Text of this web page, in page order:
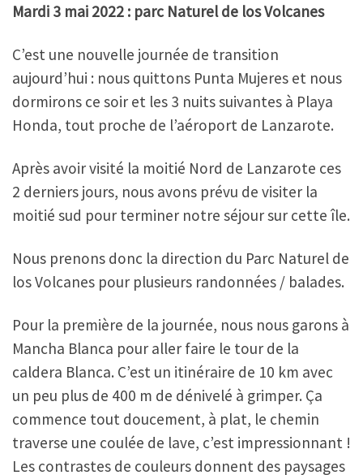
Mardi 3 mai 2022 : parc Naturel de los Volcanes
C’est une nouvelle journée de transition
aujourd’hui : nous quittons Punta Mujeres et nous
dormirons ce soir et les 3 nuits suivantes à Playa
Honda, tout proche de l’aéroport de Lanzarote.
Après avoir visité la moitié Nord de Lanzarote ces
2 derniers jours, nous avons prévu de visiter la
moitié sud pour terminer notre séjour sur cette île.
Nous prenons donc la direction du Parc Naturel de
los Volcanes pour plusieurs randonnées / balades.
Pour la première de la journée, nous nous garons à
Mancha Blanca pour aller faire le tour de la
caldera Blanca. C’est un itinéraire de 10 km avec
un peu plus de 400 m de dénivelé à grimper. Ça
commence tout doucement, à plat, le chemin
traverse une coulée de lave, c’est impressionnant !
Les contrastes de couleurs donnent des paysages